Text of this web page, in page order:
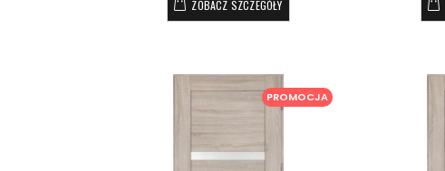
ZOBACZ SZCZEGÓŁY
PROMOCJA